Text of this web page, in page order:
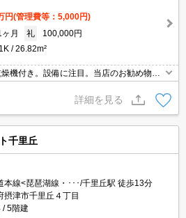
円(管理費等：5,000円)
ヶ月 礼
100,000円
1K 26.82m²
機付き。設備に注目。当店のお勧め物件
詳細を見る
千里丘
本線<琵琶湖線・･･･/千里丘駅 徒歩13分
摂津市千里丘４丁目
5階建